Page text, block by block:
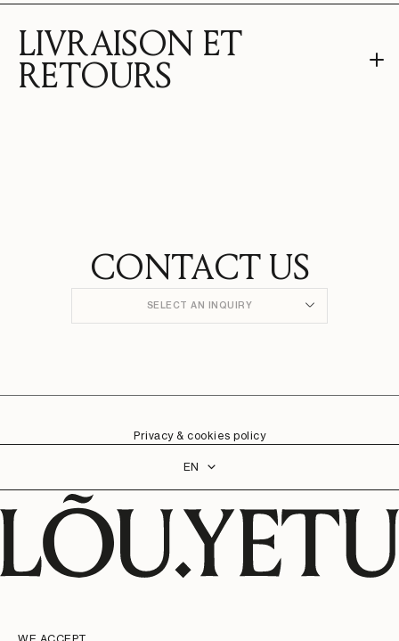
LIVRAISON ET
RETOURS
CONTACT US
SELECT AN INQUIRY
Privacy & cookies policy
Language
EN